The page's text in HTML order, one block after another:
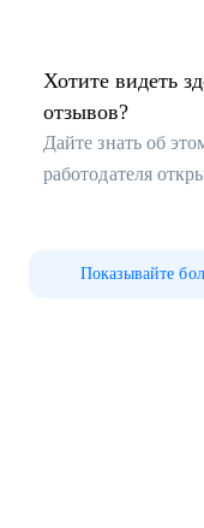
Хотите видеть
отзывов?
Дайте знать об
работодателя
Показывайте